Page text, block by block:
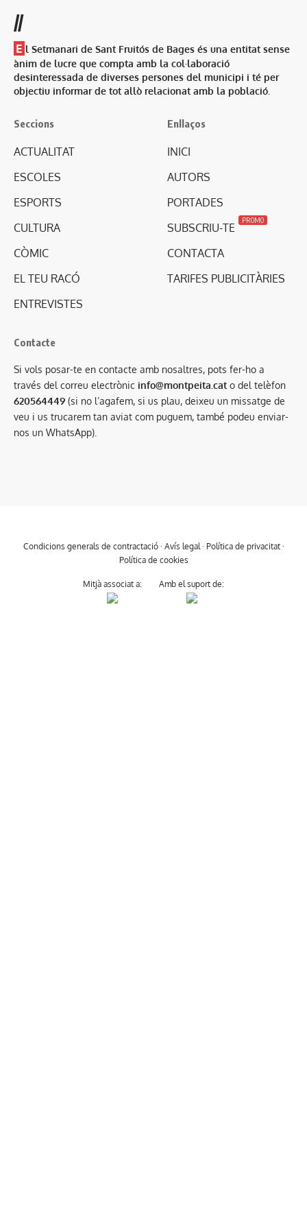
//
E l Setmanari de Sant Fruitós de Bages és una entitat sense
ànim de lucre que compta amb la col·laboració
desinteressada de diverses persones del municipi i té per
objectiu informar de tot allò relacionat amb la població.
Seccions
ACTUALITAT
ESCOLES
ESPORTS
CULTURA
CÒMIC
EL TEU RACÓ
ENTREVISTES
Enllaços
INICI
AUTORS
PORTADES
SUBSCRIU-TE
PROMO
CONTACTA
TARIFES PUBLICITÀRIES
Contacte
Si vols posar-te en contacte amb nosaltres, pots fer-ho a
través del correu electrònic info@montpeita.cat o del telèfon
620564449 (si no l’agafem, si us plau, deixeu un missatge de
veu i us trucarem tan aviat com puguem, també podeu enviar-
nos un WhatsApp).
Condicions generals de contractació· Avís legal · Política de privacitat·
Política de cookies
Mitjà associat a: Amb el suport de: